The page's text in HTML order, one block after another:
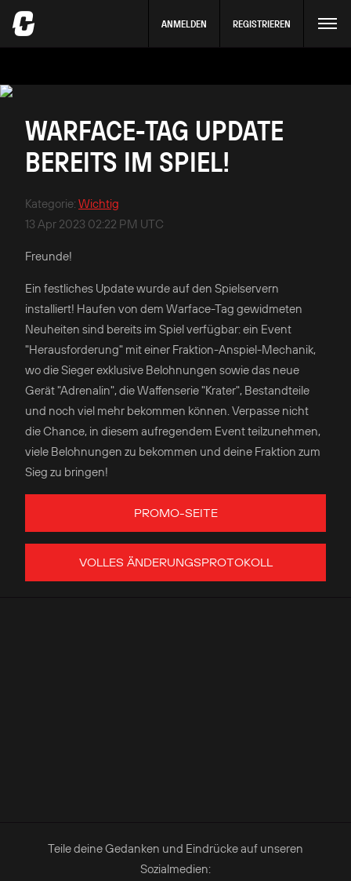
ANMELDEN REGISTRIEREN
WARFACE-TAG UPDATE
BEREITS IM SPIEL!
Kategorie: Wichtig
13 Apr 2023 02:22 PM UTC
Freunde!
Ein festliches Update wurde auf den Spielservern
installiert! Haufen von dem Warface-Tag gewidmeten
Neuheiten sind bereits im Spiel verfügbar: ein Event
"Herausforderung" mit einer Fraktion-Anspiel-Mechanik,
wo die Sieger exklusive Belohnungen sowie das neue
Gerät "Adrenalin", die Waffenserie "Krater", Bestandteile
und noch viel mehr bekommen können. Verpasse nicht
die Chance, in diesem aufregendem Event teilzunehmen,
viele Belohnungen zu bekommen und deine Fraktion zum
Sieg zu bringen!
PROMO-SEITE
VOLLES ÄNDERUNGSPROTOKOLL
Teile deine Gedanken und Eindrücke auf unseren
Sozialmedien: